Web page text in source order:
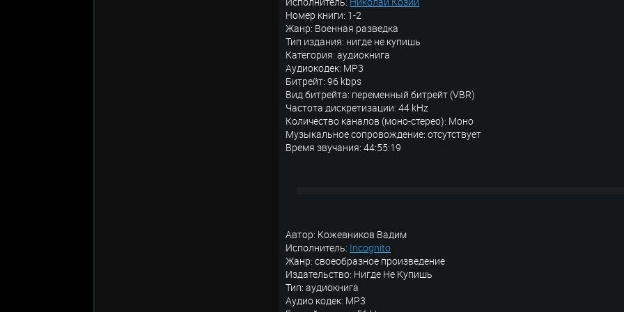
Номер книги: 1-2
Жанр: Военная разведка
Тип издания: нигде не купишь
Категория: аудиокнига
Аудиокодек: MP3
Битрейт: 96 kbps
Вид битрейта: переменный битрейт (VBR)
Частота дискретизации: 44 kHz
Количество каналов (моно-стерео): Моно
Музыкальное сопровождение: отсутствует
Время звучания: 44:55:19
Автор: Кожевников Вадим
Исполнитель: Incognito
Жанр: cвоеобразное произведение
Издательство: Нигде Не Купишь
Тип: аудиокнига
Аудио кодек: MP3